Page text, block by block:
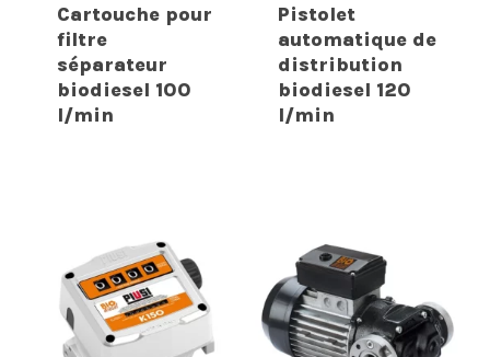
Cartouche pour
filtre
séparateur
biodiesel 100
l/min
Pistolet
automatique de
distribution
biodiesel 120
l/min